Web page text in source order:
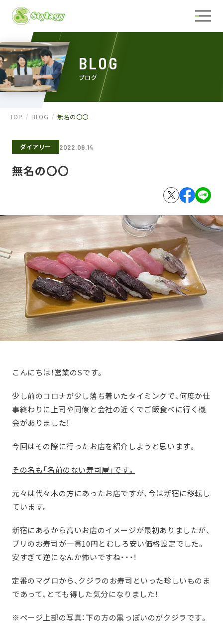
BLOG
ブログ
TOP BLOG 無名の〇〇
ダイアリー 2022.09.14
無名の〇〇
こんにちは！営業のSです。
少し前のコロナが少し落ち着いたタイミングで、何度か仕
事終わりに上司や同僚と会社の近くでご飯食べに行く機
会がありました！
今回はその際に行ったお店を紹介しようと思います。
その名も「名前のない寿司屋」です。
元々は代々木の方にあったお店ですが、今は新宿に移転し
ています。
新宿にあるから高いお店のイメージが最初ありましたが、
ブリのお寿司が一貫10円とむしろ安い価格設定でした。
安すぎて逆になんか怖いですね・・・！
定番のマグロから、クジラのお寿司といった珍しいものま
であって、とても得した気分になりました！
※ページ上部の写真：下の方の黒っぽいのがクジラです。